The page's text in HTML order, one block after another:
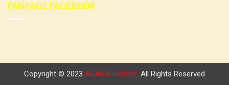
FANPAGE FACEBOOK
Copyright © 2023 ASAMA Helmet . All Rights Reserved